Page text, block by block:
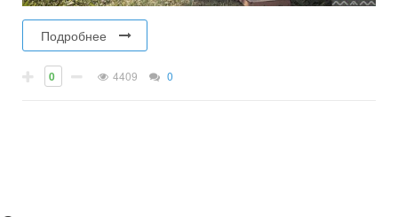
Подробнее
0 4409 0